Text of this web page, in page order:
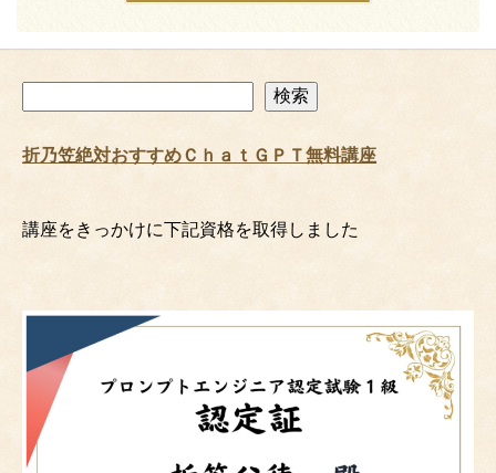
索
検索
折乃笠絶対おすすめＣｈａｔＧＰＴ無料講座
講座をきっかけに下記資格を取得しました